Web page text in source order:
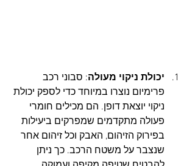
יכולת ניקוי מעולה: סבוני רכב
פרימיום נוצרו במיוחד כדי לספק יכולת
ניקוי יוצאת דופן. הם מכילים חומרי
פעולה מתקדמים שמפרקים ביעילות
בפירוק הזיהום, האבק וכל זיהום אחר
שנצבר על משטח הרכב. כך ניתן